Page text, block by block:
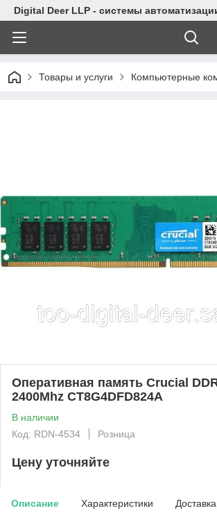
Digital Deer LLP - системы
Товары и услуги Компьютерные
Оперативная память Crucial
2400Mhz CT8G4DFD824A
В наличии
Код: RDN-4534
Розница
Цену уточняйте
Описание Характеристики Доставка